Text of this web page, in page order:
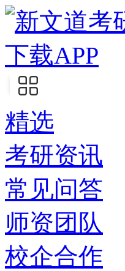
下载APP
精选
考研资讯
常见问答
师资团队
校企合作